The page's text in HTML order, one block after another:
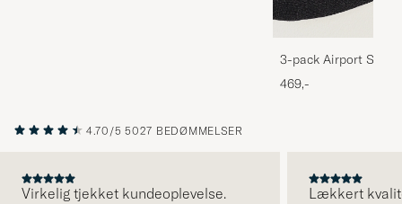
3-pack Airport
Melange
469,-
4.70/5 5027 BEDØMMELSER
Virkelig tjekket kundeoplevelse. Lækkert